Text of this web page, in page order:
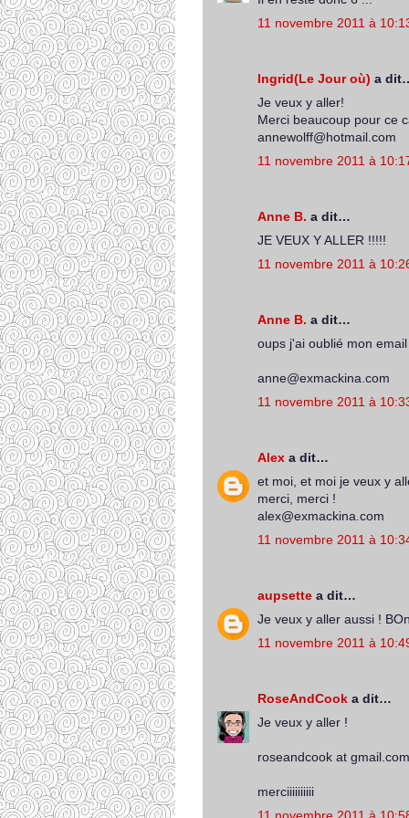
11 novembre 2011 à
Ingrid(Le Jour où) a
Je veux y aller!
Merci beaucoup pour ce
annewolff@hotmail.com
11 novembre 2011 à
Anne B. a dit…
JE VEUX Y ALLER !!!!!
11 novembre 2011 à
Anne B. a dit…
oups j'ai oublié mon email
anne@exmackina.com
11 novembre 2011 à
Alex a dit…
et moi, et moi je veux y
merci, merci !
alex@exmackina.com
11 novembre 2011 à
aupsette a dit…
Je veux y aller aussi !
11 novembre 2011 à
RoseAndCook a dit…
Je veux y aller !
roseandcook at gmail.com
merciiiiiiiiii